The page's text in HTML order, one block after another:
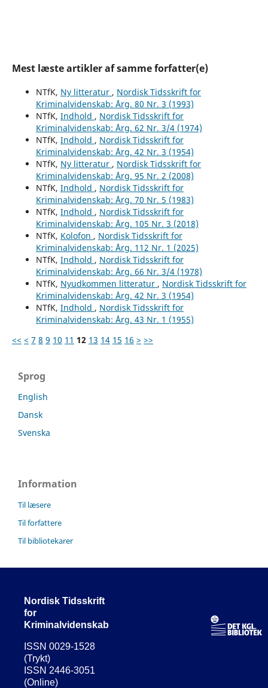
Mest læste artikler af samme forfatter(e)
NTfK, Ny litteratur , Nordisk Tidsskrift for
Kriminalvidenskab: Årg. 80 Nr. 3 (1993)
NTfK, Indhold , Nordisk Tidsskrift for
Kriminalvidenskab: Årg. 62 Nr. 3/4 (1974)
NTfK, Indhold , Nordisk Tidsskrift for
Kriminalvidenskab: Årg. 42 Nr. 3 (1954)
NTfK, Ny litteratur , Nordisk Tidsskrift for
Kriminalvidenskab: Årg. 95 Nr. 2 (2008)
NTfK, Indhold , Nordisk Tidsskrift for
Kriminalvidenskab: Årg. 70 Nr. 5 (1983)
NTfK, Indhold , Nordisk Tidsskrift for
Kriminalvidenskab: Årg. 105 Nr. 3 (2018)
NTfK, Kolofon , Nordisk Tidsskrift for
Kriminalvidenskab: Årg. 112 Nr. 1 (2025)
NTfK, Indhold , Nordisk Tidsskrift for
Kriminalvidenskab: Årg. 66 Nr. 3/4 (1978)
NTfK, Nyudkommen litteratur , Nordisk Tidsskrift for
Kriminalvidenskab: Årg. 42 Nr. 3 (1954)
NTfK, Indhold , Nordisk Tidsskrift for
Kriminalvidenskab: Årg. 43 Nr. 1 (1955)
<< < 7 8 9 10 11 12 13 14 15 16 > >>
Sprog
English
Dansk
Svenska
Information
Til læsere
Til forfattere
Til bibliotekarer
Nordisk Tidsskrift
for
Kriminalvidenskab
ISSN 0029-1528
(Trykt)
ISSN 2446-3051
(Online)